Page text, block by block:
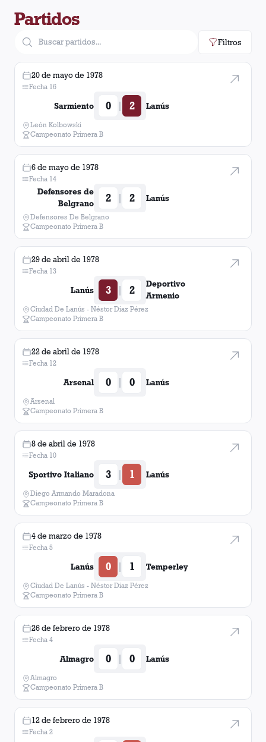
Partidos
Filtros
20 de mayo de 1978
Fecha 16
Sarmiento 0 | 2 Lanús
León Kolbowski
Campeonato Primera B
6 de mayo de 1978
Fecha 14
Defensores de
Belgrano
2 | 2 Lanús
Defensores De Belgrano
Campeonato Primera B
29 de abril de 1978
Fecha 13
Lanús 3 | 2
Deportivo
Armenio
Ciudad De Lanús - Néstor Diaz Pérez
Campeonato Primera B
22 de abril de 1978
Fecha 12
Arsenal 0 | 0 Lanús
Arsenal
Campeonato Primera B
8 de abril de 1978
Fecha 10
Sportivo Italiano 3 | 1 Lanús
Diego Armando Maradona
Campeonato Primera B
4 de marzo de 1978
Fecha 5
Lanús 0 | 1 Temperley
Ciudad De Lanús - Néstor Diaz Pérez
Campeonato Primera B
26 de febrero de 1978
Fecha 4
Almagro 0 | 0 Lanús
Almagro
Campeonato Primera B
12 de febrero de 1978
Fecha 2